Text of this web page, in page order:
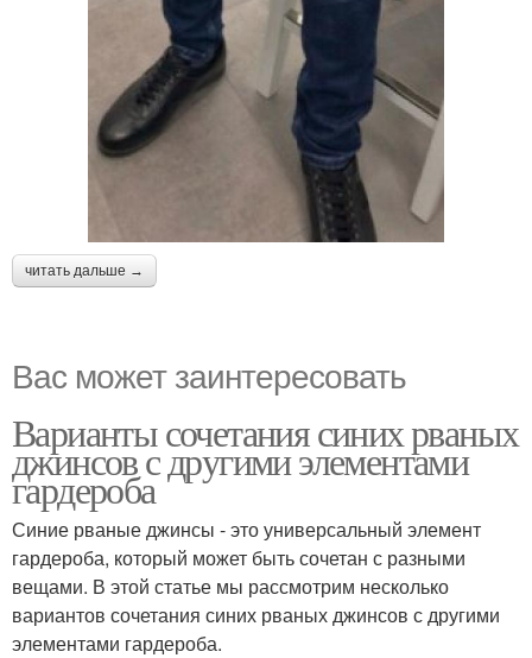
читать дальше →
Вас может заинтересовать
Варианты сочетания синих рваных
джинсов с другими элементами
гардероба
Синие рваные джинсы - это универсальный элемент
гардероба, который может быть сочетан с разными
вещами. В этой статье мы рассмотрим несколько
вариантов сочетания синих рваных джинсов с другими
элементами гардероба.